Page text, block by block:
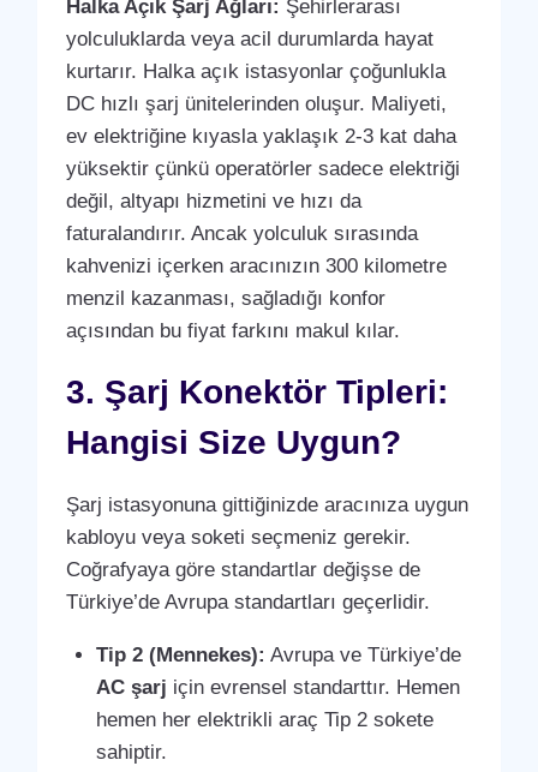
Halka Açık Şarj Ağları: Şehirlerarası
yolculuklarda veya acil durumlarda hayat
kurtarır. Halka açık istasyonlar çoğunlukla
DC hızlı şarj ünitelerinden oluşur. Maliyeti,
ev elektriğine kıyasla yaklaşık 2-3 kat daha
yüksektir çünkü operatörler sadece elektriği
değil, altyapı hizmetini ve hızı da
faturalandırır. Ancak yolculuk sırasında
kahvenizi içerken aracınızın 300 kilometre
menzil kazanması, sağladığı konfor
açısından bu fiyat farkını makul kılar.
3. Şarj Konektör Tipleri:
Hangisi Size Uygun?
Şarj istasyonuna gittiğinizde aracınıza uygun
kabloyu veya soketi seçmeniz gerekir.
Coğrafyaya göre standartlar değişse de
Türkiye’de Avrupa standartları geçerlidir.
Tip 2 (Mennekes): Avrupa ve Türkiye’de
AC şarj için evrensel standarttır. Hemen
hemen her elektrikli araç Tip 2 sokete
sahiptir.